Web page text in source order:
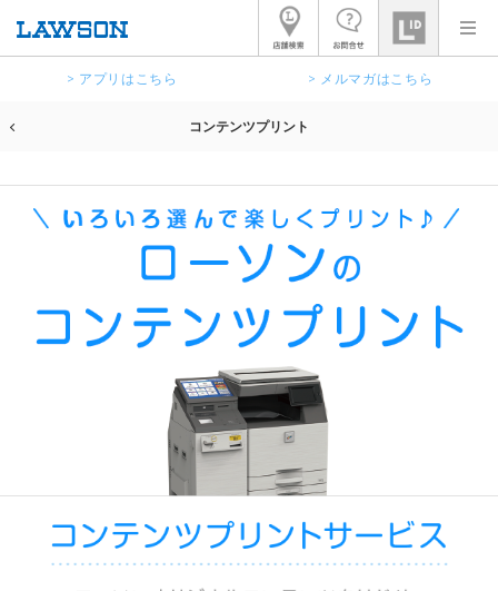
> アプリはこちら > メルマガはこちら
コンテンツプリント